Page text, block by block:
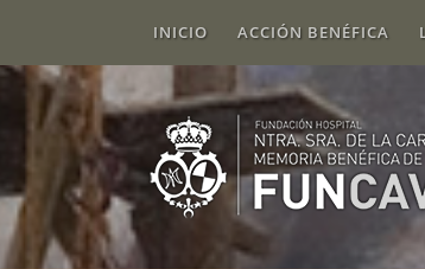
INICIO ACCIÓN BENÉFICA